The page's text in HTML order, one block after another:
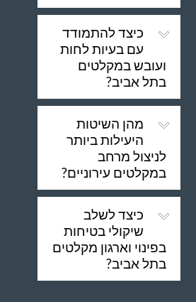
כיצד להתמודד
עם בעיות לחות
ועובש במקלטים
בתל אביב?
מהן השיטות
היעילות ביותר
לניצול מרחב
במקלטים עירוניים?
כיצד לשלב
שיקולי בטיחות
בפינוי וארגון מקלטים
בתל אביב?